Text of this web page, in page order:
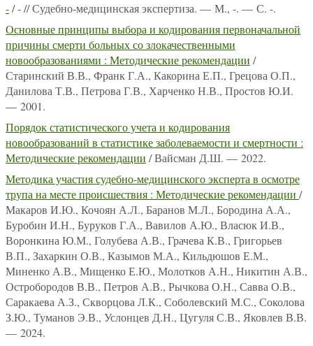
-/ - // Судебно-медицинская экспертиза. — М., -. — С. -.
Основные принципы выбора и кодирования первоначальной
причины смерти больных со злокачественными
новообразованиями : Методические рекомендации /
Старинский В.В., Франк Г.А., Какорина Е.П., Грецова О.П.,
Данилова Т.В., Петрова Г.В., Харченко Н.В., Простов Ю.И.
— 2001.
Порядок статистического учета и кодирования
новообразований в статистике заболеваемости и смертности :
Методические рекомендации / Вайсман Д.Ш. — 2022.
Методика участия судебно-медицинского эксперта в осмотре
трупа на месте происшествия : Методические рекомендации /
Макаров И.Ю., Кочоян А.Л., Баранов М.Л., Бородина А.А.,
Буробин И.Н., Буруков Г.А., Вавилов А.Ю., Власюк И.В.,
Воронкина Ю.М., Голубева А.В., Грачева К.В., Григорьев
В.П., Захаркин О.В., Казымов М.А., Кильдюшов Е.М.,
Миненко А.В., Мищенко Е.Ю., Молотков А.Н., Никитин А.В.,
Остробородов В.В., Петров А.В., Рычкова О.Н., Савва О.В.,
Саракаева А.З., Скворцова Л.К., Соболевский М.С., Соколова
З.Ю., Туманов Э.В., Услонцев Д.Н., Цугуля С.В., Яковлев В.В.
— 2024.